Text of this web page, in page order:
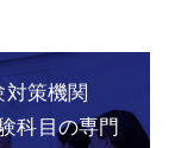
対策機関
科目の専門